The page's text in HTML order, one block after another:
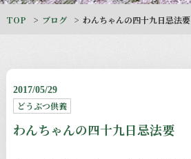
TOP ブログ わんちゃんの四十九日忌法要
2017/05/29
どうぶつ供養
わんちゃんの四十九日忌法要